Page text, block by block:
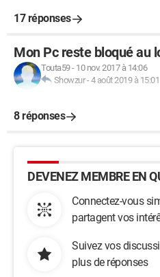
17 réponses
Mon Pc reste bloqué au
Touta59- 10 nov. 2017 à 14:06
Showzur-4 août 2019 à 15:01
8 réponses
DEVENEZ MEMBRE EN
Connectez-vous
partagent vos
Suivez vos
plus de réponses